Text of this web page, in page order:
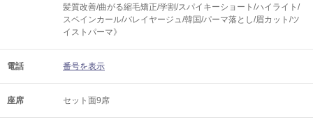
髪質改善/曲がる縮毛矯正/学割/スパイキーショート/ハイライト/
スペインカール/バレイヤージュ/韓国/パーマ落とし/眉カット/ツ
イストパーマ》
電話 番号を表示
座席 セット面9席